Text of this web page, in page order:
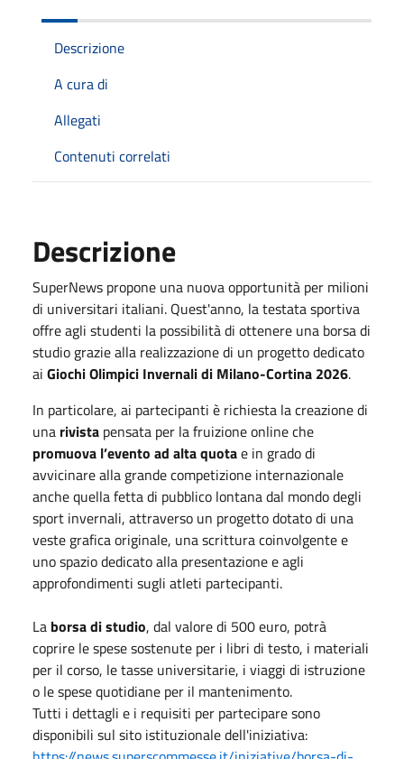
Descrizione
A cura di
Allegati
Contenuti correlati
Descrizione
SuperNews propone una nuova opportunità per milioni
di universitari italiani. Quest'anno, la testata sportiva
offre agli studenti la possibilità di ottenere una borsa di
studio grazie alla realizzazione di un progetto dedicato
ai Giochi Olimpici Invernali di Milano-Cortina 2026.
In particolare, ai partecipanti è richiesta la creazione di
una rivista pensata per la fruizione online che
promuova l’evento ad alta quotae in grado di
avvicinare alla grande competizione internazionale
anche quella fetta di pubblico lontana dal mondo degli
sport invernali, attraverso un progetto dotato di una
veste grafica originale, una scrittura coinvolgente e
uno spazio dedicato alla presentazione e agli
approfondimenti sugli atleti partecipanti.
La borsa di studio, dal valore di 500 euro, potrà
coprire le spese sostenute per i libri di testo, i materiali
per il corso, le tasse universitarie, i viaggi di istruzione
o le spese quotidiane per il mantenimento.
Tutti i dettagli e i requisiti per partecipare sono
disponibili sul sito istituzionale dell'iniziativa: